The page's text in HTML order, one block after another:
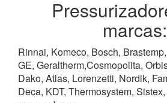
marcas:
Rinnai, Komeco, Bosch,
GE, Geraltherm,Cosmopolita,
Dako, Atlas, Lorenzetti, Nordik,
Deca, KDT, Thermosystem,